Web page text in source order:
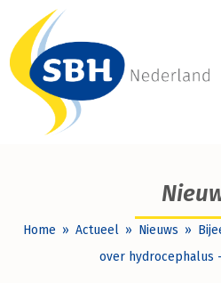
Home » Actueel » Nieuws »
over hydrocephalus